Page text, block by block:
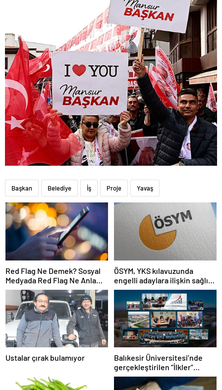
Başkan Belediye İş Proje Yavaş
Red Flag Ne Demek? Sosyal
Medyada Red Flag Ne Anlama
Gelir?
ÖSYM, YKS kılavuzunda
engelli adaylara ilişkin sağlık
şartlarını güncelledi
Ustalar çırak bulamıyor
Balıkesir Üniversitesi’nde
gerçekleştirilen “İlkler”
üniversitenin geleceğini
şekillendiriyor